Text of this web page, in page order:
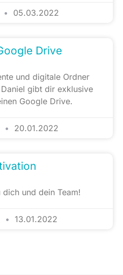
05.03.2022
Drive
und digitale Ordner
gibt dir exklusive
Google Drive.
20.01.2022
und dein Team!
13.01.2022